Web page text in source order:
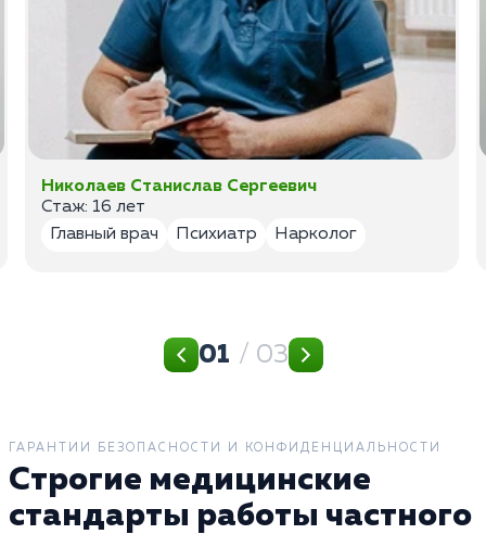
Николаев Станислав Сергеевич
Стаж: 16 лет
Главный врач
Психиатр Нарколог
01 / 03
ГАРАНТИИ БЕЗОПАСНОСТИ И КОНФИДЕНЦИАЛЬНОСТИ
Строгие медицинские
стандарты работы частного